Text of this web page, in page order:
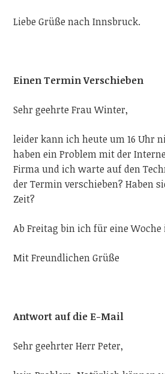
Liebe Grüße nach Innsbruck.
Einen Termin Verschieben
Sehr geehrte Frau Winter,
leider kann ich heute um 16 Uhr
haben ein Problem mit der
Firma und ich warte auf den
der Termin verschieben? Haben
Zeit?
Ab Freitag bin ich für eine
Mit FreundlichenGrüße
Antwort auf die E-Mail
Sehr geehrter Herr Peter,